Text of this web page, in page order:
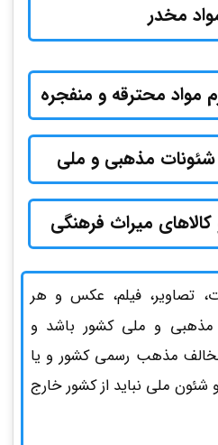
مخدر
مواد محترقه و منفجره
شئونات مذهبی و ملی
میراث فرهنگی
تصاویر، فیلم، عکس و هر
مذهبی و ملی کشور باشد و
مذهب رسمی کشور و یا
ملی نباید از کشور خارج